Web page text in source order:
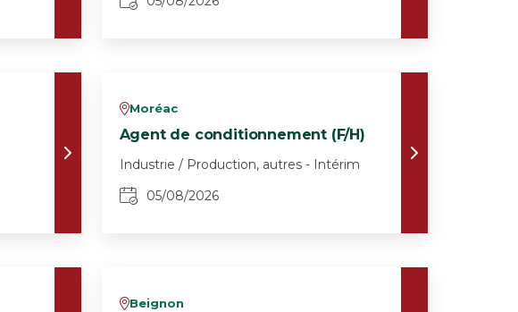
vMoréac
Agent de conditionnement (F/H)
Industrie / Production, autres - Intérim
05/08/2026
vBeignon